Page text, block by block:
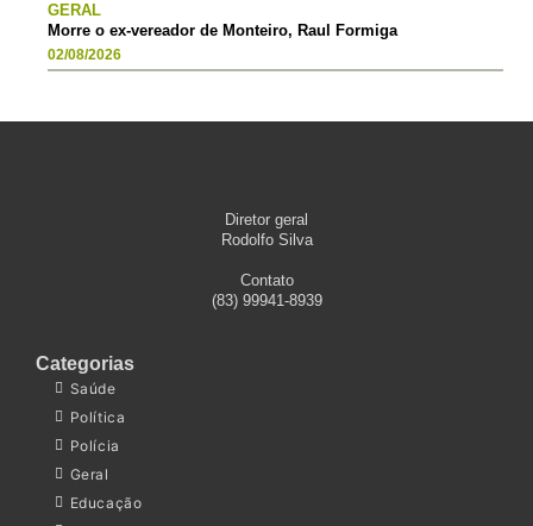
GERAL
Morre o ex-vereador de Monteiro, Raul Formiga
02/08/2026
Diretor geral
Rodolfo Silva
Contato
(83) 99941-8939
Categorias
Saúde
Política
Polícia
Geral
Educação